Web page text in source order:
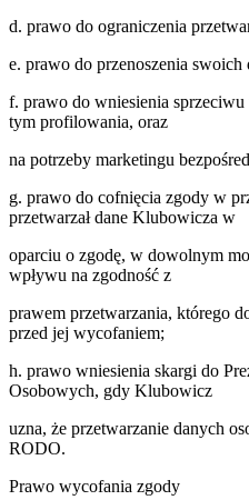
d. prawo do ograniczenia
e. prawo do przenoszenia
f. prawo do wniesienia
tym profilowania, oraz
na potrzeby marketingu
g. prawo do cofnięcia zgody w
przetwarzał dane Klubowicza w
oparciu o zgodę, w dowolnym
wpływu na zgodność z
prawem przetwarzania, którego
przed jej wycofaniem;
h. prawo wniesienia skargi do
Osobowych, gdy Klubowicz
uzna, że przetwarzanie danych
RODO.
Prawo wycofania zgody